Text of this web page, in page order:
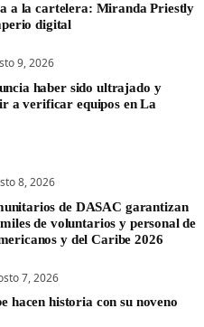
a la cartelera: Miranda Priestly
digital
9, 2026
haber sido ultrajado y
a verificar equipos en La
8, 2026
de DASAC garantizan
de voluntarios y personal de
y del Caribe 2026
7, 2026
hacen historia con su noveno